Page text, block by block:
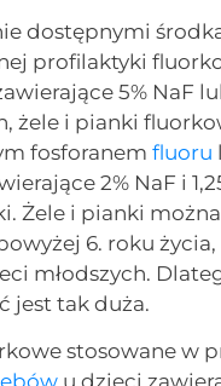
dostępnymi
profilaktyki
5% NaF
żele i pianki
fosforanemfluoru
2% NaF i
Żele i pianki
6. roku życia,
młodszych.
jest tak duża.
stosowane w